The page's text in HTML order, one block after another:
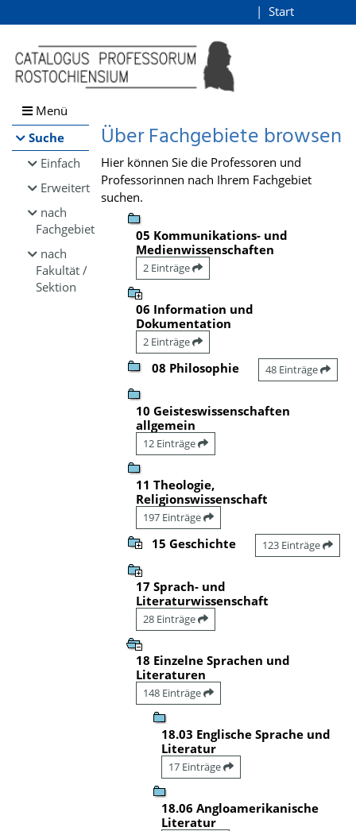
Browsen
direkt zum Inhalt
Start
Menü
Suche
Einfach
Erweitert
nach
Fachgebiet
nach
Fakultät /
Sektion
Über Fachgebiete browsen
Hier können Sie die Professoren und
Professorinnen nach Ihrem Fachgebiet
suchen.
05 Kommunikations- und
Medienwissenschaften
2 Einträge
06 Information und
Dokumentation
2 Einträge
08 Philosophie 48 Einträge
10 Geisteswissenschaften
allgemein
12 Einträge
11 Theologie,
Religionswissenschaft
197 Einträge
15 Geschichte 123 Einträge
17 Sprach- und
Literaturwissenschaft
28 Einträge
18 Einzelne Sprachen und
Literaturen
148 Einträge
18.03 Englische Sprache und
Literatur
17 Einträge
18.06 Angloamerikanische
Literatur